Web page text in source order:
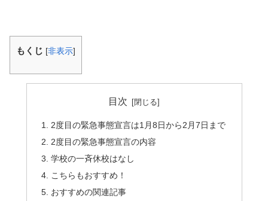
もくじ [非表示]
目次
2度目の緊急事態宣言は1月8日から2月7日まで
2度目の緊急事態宣言の内容
学校の一斉休校はなし
こちらもおすすめ！
おすすめの関連記事